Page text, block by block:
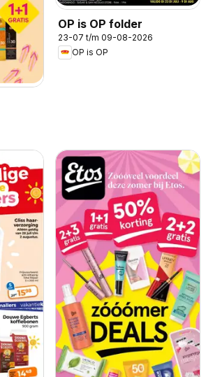
OP is OP folder
23-07 t/m 09-08-2026
OP is OP